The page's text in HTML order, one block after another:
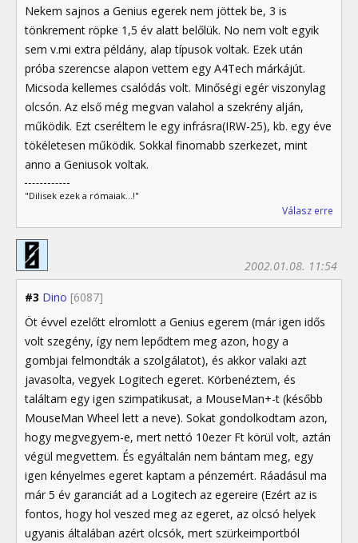
Nekem sajnos a Genius egerek nem jöttek be, 3 is
tönkrement röpke 1,5 év alatt belőlük. No nem volt egyik
sem v.mi extra példány, alap típusok voltak. Ezek után
próba szerencse alapon vettem egy A4Tech márkájút.
Micsoda kellemes csalódás volt. Minőségi egér viszonylag
olcsón. Az első még megvan valahol a szekrény alján,
működik. Ezt cseréltem le egy infrásra(IRW-25), kb. egy éve
tökéletesen működik. Sokkal finomabb szerkezet, mint
anno a Geniusok voltak.
"Dilisek ezek a rómaiak...!"
Válasz erre
#3 Dino [6087]
2002.01.08. 11:54
Öt évvel ezelőtt elromlott a Genius egerem (már igen idős
volt szegény, így nem lepődtem meg azon, hogy a
gombjai felmondták a szolgálatot), és akkor valaki azt
javasolta, vegyek Logitech egeret. Körbenéztem, és
találtam egy igen szimpatikusat, a MouseMan+-t (később
MouseMan Wheel lett a neve). Sokat gondolkodtam azon,
hogy megvegyem-e, mert nettó 10ezer Ft körül volt, aztán
végül megvettem. És egyáltalán nem bántam meg, egy
igen kényelmes egeret kaptam a pénzemért. Ráadásul ma
már 5 év garanciát ad a Logitech az egereire (Ezért az is
fontos, hogy hol veszed meg az egeret, az olcsó helyek
ugyanis általában azért olcsók, mert szürkeimportból